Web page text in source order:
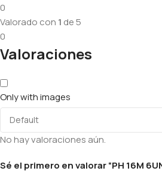
0
Valorado con 1 de 5
0
Valoraciones
Only with images
No hay valoraciones aún.
Sé el primero en valorar “PH 16M